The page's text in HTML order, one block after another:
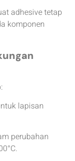
adhesive tetap
komponen
lapisan
perubahan